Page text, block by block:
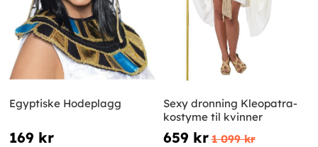
Egyptiske Hodeplagg
169 kr
Sexy dronning Kleopatra-
kostyme til kvinner
659 kr 1 099 kr